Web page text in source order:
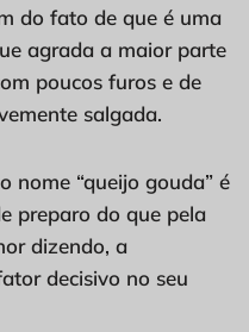
do fato de que é uma
agrada a maior parte
poucos furos e de
salgada.
nome “queijo gouda” é
preparo do que pela
dizendo, a
decisivo no seu